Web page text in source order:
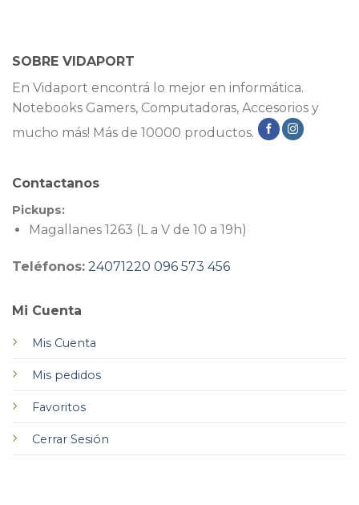
SOBRE VIDAPORT
En Vidaport encontrá lo mejor en informática.
Notebooks Gamers, Computadoras, Accesorios y
mucho más! Más de 10000 productos.
Mi Cuenta
Mis Cuenta
Mis pedidos
Favoritos
Cerrar Sesión
Contactanos
Pickups:
Magallanes 1263 (L a V de 10 a 19h)
Teléfonos: 24071220 096 573 456